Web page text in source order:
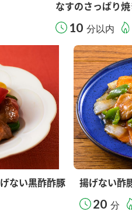
なすのさっぱり
10 分以内
ない黒酢酢豚 揚げない酢
20 分